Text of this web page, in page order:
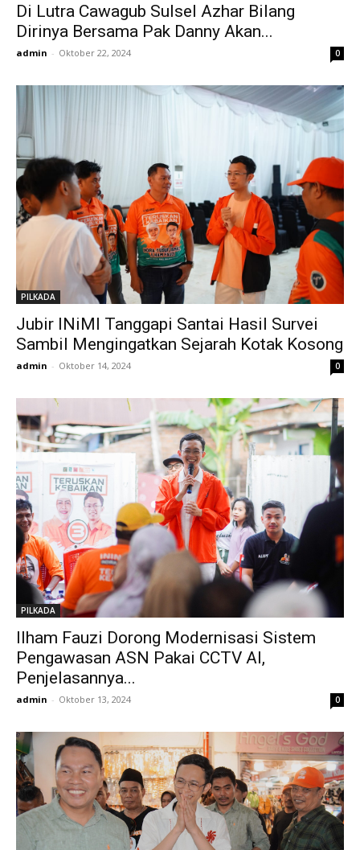
Di Lutra Cawagub Sulsel Azhar Bilang
Dirinya Bersama Pak Danny Akan...
admin - Oktober 22, 2024 0
PILKADA
Jubir INiMI Tanggapi Santai Hasil Survei
Sambil Mengingatkan Sejarah Kotak Kosong
admin - Oktober 14, 2024 0
PILKADA
Ilham Fauzi Dorong Modernisasi Sistem
Pengawasan ASN Pakai CCTV AI,
Penjelasannya...
admin - Oktober 13, 2024 0